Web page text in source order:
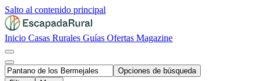
Salto al contenido principal
Inicio Casas Rurales Guías Ofertas Magazine
Opciones de búsqueda